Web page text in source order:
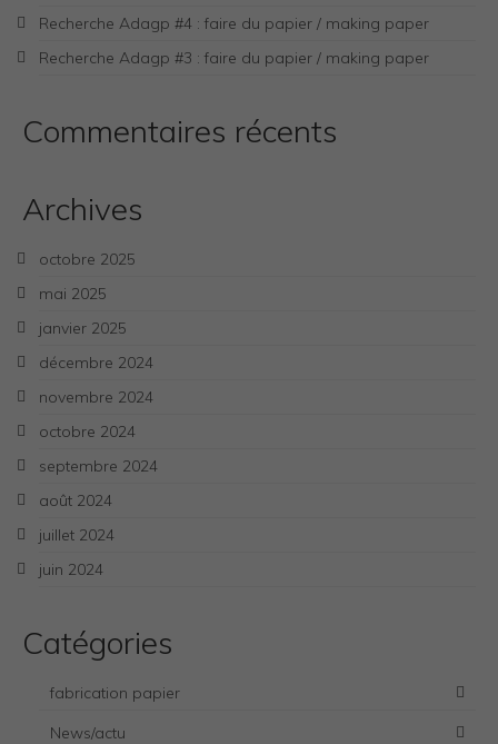
Recherche Adagp #4 : faire du papier / making paper
Recherche Adagp #3 : faire du papier / making paper
Commentaires récents
Archives
octobre 2025
mai 2025
janvier 2025
décembre 2024
novembre 2024
octobre 2024
septembre 2024
août 2024
juillet 2024
juin 2024
Catégories
fabrication papier
News/actu